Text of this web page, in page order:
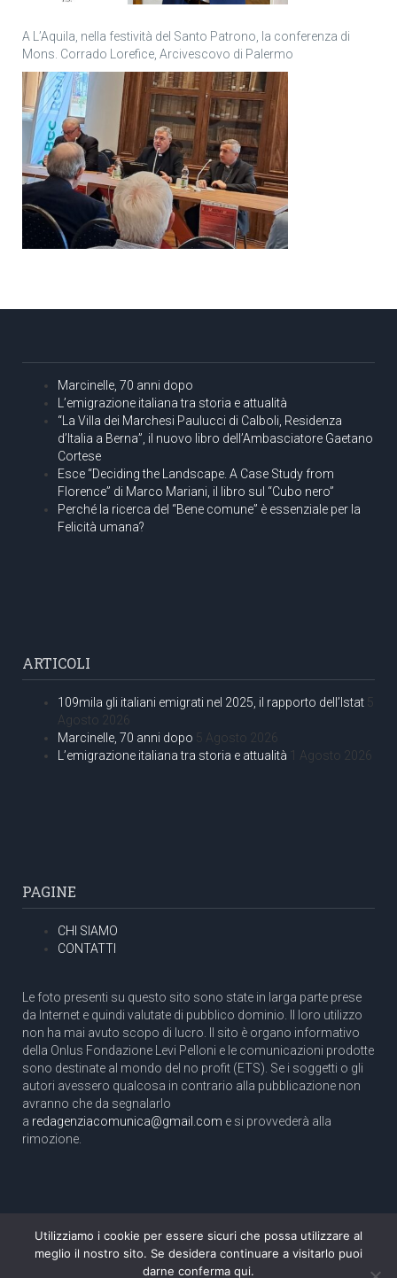
A L’Aquila, nella festività del Santo Patrono, la conferenza di
Mons. Corrado Lorefice, Arcivescovo di Palermo
Marcinelle, 70 anni dopo
L’emigrazione italiana tra storia e attualità
“La Villa dei Marchesi Paulucci di Calboli, Residenza
d’Italia a Berna”, il nuovo libro dell’Ambasciatore Gaetano
Cortese
Esce “Deciding the Landscape. A Case Study from
Florence” di Marco Mariani, il libro sul “Cubo nero”
Perché la ricerca del “Bene comune” è essenziale per la
Felicità umana?
ARTICOLI
109mila gli italiani emigrati nel 2025, il rapporto dell’Istat 5
Agosto 2026
Marcinelle, 70 anni dopo 5 Agosto 2026
L’emigrazione italiana tra storia e attualità 1 Agosto 2026
PAGINE
CHI SIAMO
CONTATTI
Le foto presenti su questo sito sono state in larga parte prese
da Internet e quindi valutate di pubblico dominio. Il loro utilizzo
non ha mai avuto scopo di lucro. Il sito è organo informativo
della Onlus Fondazione Levi Pelloni e le comunicazioni prodotte
sono destinate al mondo del no profit (ETS). Se i soggetti o gli
autori avessero qualcosa in contrario alla pubblicazione non
avranno che da segnalarlo
a redagenziacomunica@gmail.com e si provvederà alla
rimozione.
Copyright 2003 com.unica - Tutti i diritti riservati
Aut. Tribunale di Roma N. 466/2003 dell'11/11/2003
Utilizziamo i cookie per essere sicuri che possa utilizzare al
meglio il nostro sito. Se desidera continuare a visitarlo puoi
darne conferma qui.